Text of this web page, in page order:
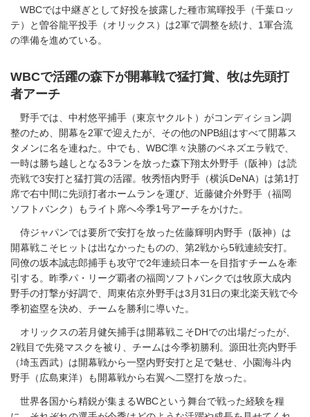
WBCでは中継ぎとして好投を披露した種市篤暉投手（千葉ロッ
テ）と曽谷龍平投手（オリックス）は2軍で調整を続け、1軍合流
の準備を進めている。
WBCで活躍の森下が開幕戦で猛打賞、牧は先頭打
者アーチ
野手では、中村悠平捕手（東京ヤクルト）がコンディション調
整のため、開幕を2軍で迎えたが、その他のNPB組はすべて開幕ス
タメンに名を連ねた。中でも、WBC準々決勝のベネズエラ戦で、
一時は勝ち越しとなる3ランを放った森下翔太外野手（阪神）は読
売戦で3安打と猛打賞の活躍。牧秀悟内野手（横浜DeNA）は第1打
席で右中間に先頭打者ホームランを運び、近藤健介外野手（福岡
ソフトバンク）もライト席へ今季1号アーチをかけた。
侍ジャパンでは要所で安打を放った佐藤輝明内野手（阪神）は
開幕戦こそヒットは出なかったものの、第2戦から5戦連続安打。
同僚の坂本誠志郎捕手も攻守で2年連続日本一を目指すチームを牽
引する。昨季パ・リーグ覇者の福岡ソフトバンクでは牧原大成内
野手の打撃が好調で、周東佑京外野手は3月31日の東北楽天戦で今
季初盗塁を決め、チームを勝利に導いた。
オリックスの若月健矢捕手は開幕戦こそDHでの出場だったが、
2戦目で先発マスクを被り、チームは今季初勝利。源田壮亮内野手
（埼玉西武）は開幕戦から一塁内野安打と足で魅せ、小園海斗内
野手（広島東洋）も開幕戦から右翼へ二塁打を放った。
世界各国から精鋭が集まるWBCという舞台で戦った経験を糧